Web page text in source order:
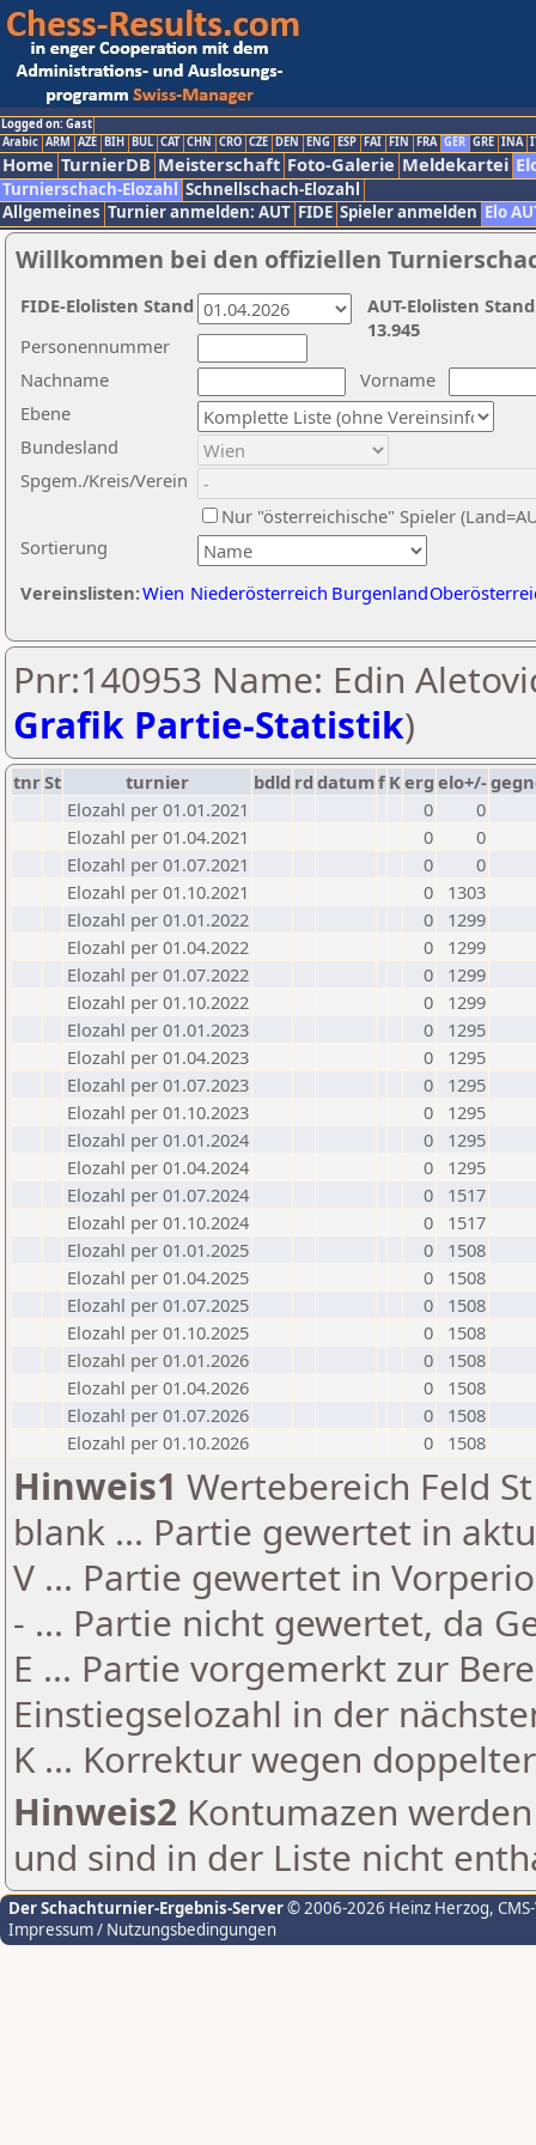
Logged on: Gast
Arabic ARM AZE BIH BUL CAT CHN CRO CZE DEN ENG ESP FAI FIN FRA GER GRE INA
Home TurnierDB Meisterschaft Foto-Galerie Meldekartei
Turnierschach-Elozahl Schnellschach-Elozahl
Allgemeines Turnier anmelden: AUT FIDE Spieler anmelden Elo
Willkommen bei den offiziellen
Nachname
Vorname
Ebene
Sortierung
Personennummer
Bundesland
Spgem./Kreis/Verein
Nur "österreichische" Spieler
Vereinslisten:Wien Niederösterreich Burgenland
AUT-Elolisten
13.945
FIDE-Elolisten Stand
Pnr:140953 Name: Edin
Grafik Partie-Statistik)
tnrSt turnier bdld rd datumf Kerg elo+/-
Elozahl per 01.01.2021
0
0
Elozahl per 01.04.2021
0
0
Elozahl per 01.07.2021
0
0
Elozahl per 01.10.2021
0
1303
Elozahl per 01.01.2022
0
1299
Elozahl per 01.04.2022
0
1299
Elozahl per 01.07.2022
0
1299
Elozahl per 01.10.2022
0
1299
Elozahl per 01.01.2023
0
1295
Elozahl per 01.04.2023
0
1295
Elozahl per 01.07.2023
0
1295
Elozahl per 01.10.2023
0
1295
Elozahl per 01.01.2024
0
1295
Elozahl per 01.04.2024
0
1295
Elozahl per 01.07.2024
0
1517
Elozahl per 01.10.2024
0
1517
Elozahl per 01.01.2025
0
1508
Elozahl per 01.04.2025
0
1508
Elozahl per 01.07.2025
0
1508
Elozahl per 01.10.2025
0
1508
Elozahl per 01.01.2026
0
1508
Elozahl per 01.04.2026
0
1508
Elozahl per 01.07.2026
0
1508
Elozahl per 01.10.2026
0 1508
Hinweis1 Wertebereich Feld
blank ... Partie gewertet in
V ... Partie gewertet in
- ... Partie nicht gewertet, da
E ... Partie vorgemerkt zur
Einstiegselozahl in der
K ... Korrektur wegen
Hinweis2 Kontumazen
und sind in der Liste nicht
Der Schachturnier-Ergebnis-Server© 2006-2026 Heinz Herzog,
Impressum / Nutzungsbedingungen